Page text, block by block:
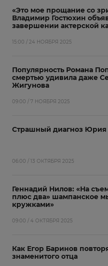
«Это мое прощание со
Владимир Гостюхин
завершении актерской
15:00 / 24 НОЯБРЯ 2025
Популярность Романа
смертью удивила даже
Жигунова
09:00 / 7 НОЯБРЯ 2025
Страшный диагноз Юрия
06:00 / 13 ОКТЯБРЯ 2025
Геннадий Нилов: «На
плюс два» шампанское
кружками»
09:00 / 4 ОКТЯБРЯ 2025
Как Егор Баринов
знаменитого отца